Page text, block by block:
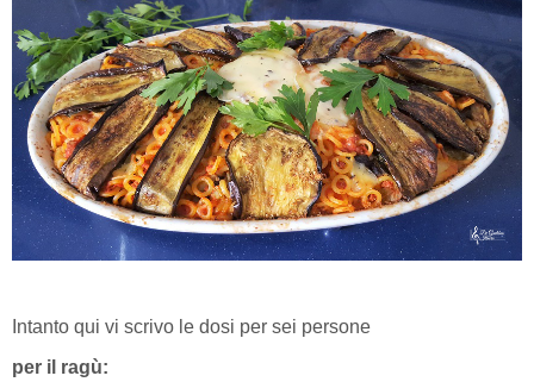
Intanto qui vi scrivo le dosi per sei persone
per il ragù: